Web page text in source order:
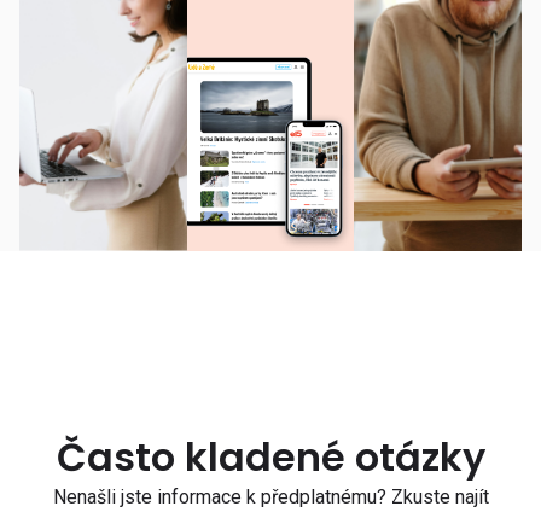
Často kladené otázky
Nenašli jste informace k předplatnému? Zkuste najít